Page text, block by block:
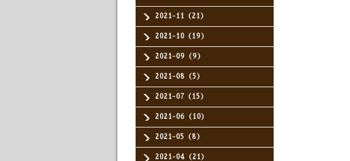
2021-11（21）
2021-10（19）
2021-09（9）
2021-08（5）
2021-07（15）
2021-06（10）
2021-05（8）
2021-04（21）